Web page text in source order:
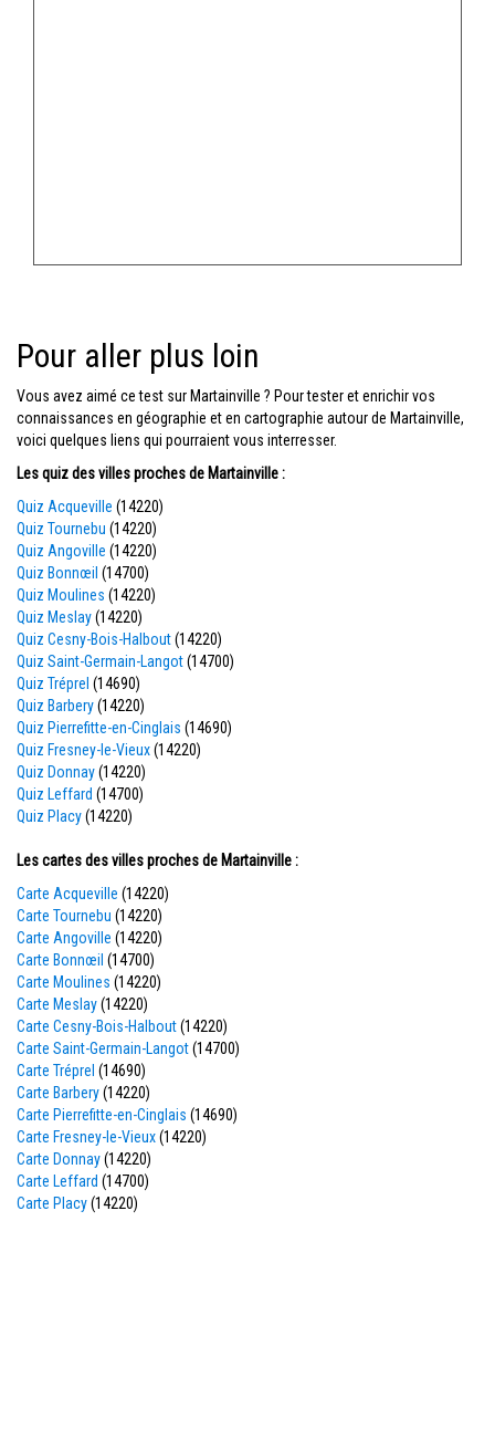
Pour aller plus loin
Vous avez aimé ce test sur Martainville ? Pour tester et enrichir vos
connaissances en géographie et en cartographie autour de Martainville,
voici quelques liens qui pourraient vous interresser.
Les quiz des villes proches de Martainville :
Quiz Acqueville (14220)
Quiz Tournebu (14220)
Quiz Angoville (14220)
Quiz Bonnœil (14700)
Quiz Moulines (14220)
Quiz Meslay(14220)
Quiz Cesny-Bois-Halbout(14220)
Quiz Saint-Germain-Langot(14700)
Quiz Tréprel (14690)
Quiz Barbery(14220)
Quiz Pierrefitte-en-Cinglais (14690)
Quiz Fresney-le-Vieux(14220)
Quiz Donnay(14220)
Quiz Leffard (14700)
Quiz Placy(14220)
Les cartes des villes proches de Martainville :
Carte Acqueville (14220)
Carte Tournebu (14220)
Carte Angoville (14220)
Carte Bonnœil (14700)
Carte Moulines (14220)
Carte Meslay(14220)
Carte Cesny-Bois-Halbout(14220)
Carte Saint-Germain-Langot(14700)
Carte Tréprel (14690)
Carte Barbery(14220)
Carte Pierrefitte-en-Cinglais (14690)
Carte Fresney-le-Vieux(14220)
Carte Donnay(14220)
Carte Leffard (14700)
Carte Placy(14220)